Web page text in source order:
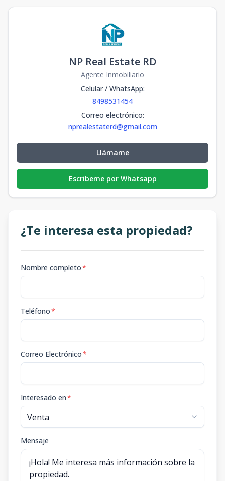
NP Real Estate RD
Agente Inmobiliario
Celular / WhatsApp:
8498531454
Correo electrónico:
nprealestaterd@gmail.com
Llámame
Escribeme por Whatsapp
¿Te interesa esta propiedad?
Nombre completo*
Teléfono*
Correo Electrónico*
Interesado en*
Mensaje